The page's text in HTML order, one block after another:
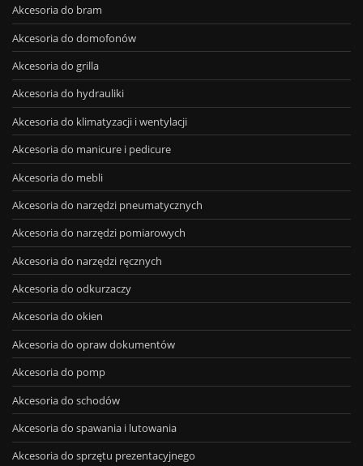
Akcesoria do bram
Akcesoria do domofonów
Akcesoria do grilla
Akcesoria do hydrauliki
Akcesoria do klimatyzacji i wentylacji
Akcesoria do manicure i pedicure
Akcesoria do mebli
Akcesoria do narzędzi pneumatycznych
Akcesoria do narzędzi pomiarowych
Akcesoria do narzędzi ręcznych
Akcesoria do odkurzaczy
Akcesoria do okien
Akcesoria do opraw dokumentów
Akcesoria do pomp
Akcesoria do schodów
Akcesoria do spawania i lutowania
Akcesoria do sprzętu prezentacyjnego